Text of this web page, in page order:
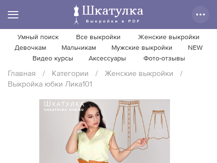
Умный поиск Все выкройки
Женские выкройки
Девочкам
Мальчикам Мужские выкройки
NEW
Видео курсы
Аксессуары Фото-отзывы
Главная / Категории / Женские выкройки
/
Выкройка юбки Лика101